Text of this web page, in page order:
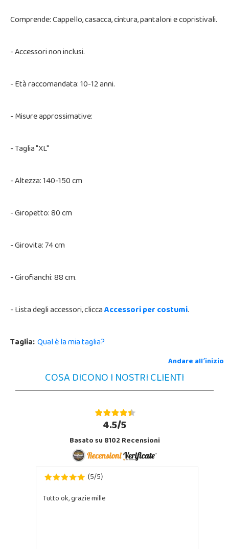
Comprende: Cappello, casacca, cintura, pantaloni e copristivali.
- Accessori non inclusi.
- Età raccomandata: 10-12 anni.
- Misure approssimative:
- Taglia "XL"
- Altezza: 140-150 cm
- Giropetto: 80 cm
- Girovita: 74 cm
- Girofianchi: 88 cm.
- Lista degli accessori, cliccaAccessori per costumi.
Taglia:Qual è la mia taglia?
Andare all´inizio
COSA DICONO I NOSTRI CLIENTI
4.5/5
Basato su 8102 Recensioni
(5/5)
Tutto ok, grazie mille